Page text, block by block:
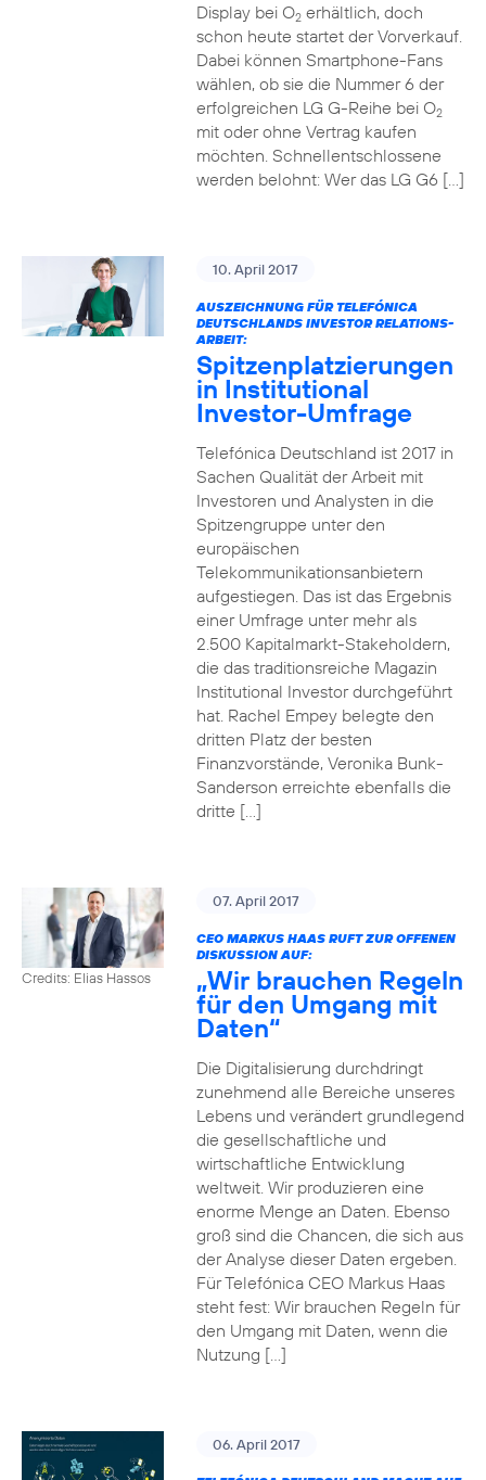
Display bei O2erhältlich, doch
schon heute startet der Vorverkauf.
Dabei können Smartphone-Fans
wählen, ob sie die Nummer 6 der
erfolgreichen LG G-Reihe bei O2
mit oder ohne Vertrag kaufen
möchten. Schnellentschlossene
werden belohnt: Wer das LG G6 […]
10. April 2017
AUSZEICHNUNG FÜR TELEFÓNICA
DEUTSCHLANDS INVESTOR RELATIONS-
ARBEIT:
Spitzenplatzierungen
in Institutional
Investor-Umfrage
Telefónica Deutschland ist 2017 in
Sachen Qualität der Arbeit mit
Investoren und Analysten in die
Spitzengruppe unter den
europäischen
Telekommunikationsanbietern
aufgestiegen. Das ist das Ergebnis
einer Umfrage unter mehr als
2.500 Kapitalmarkt-Stakeholdern,
die das traditionsreiche Magazin
Institutional Investor durchgeführt
hat. Rachel Empey belegte den
dritten Platz der besten
Finanzvorstände, Veronika Bunk-
Sanderson erreichte ebenfalls die
dritte […]
Credits: Elias Hassos
07. April 2017
CEO MARKUS HAAS RUFT ZUR OFFENEN
DISKUSSION AUF:
„Wir brauchen Regeln
für den Umgang mit
Daten“
Die Digitalisierung durchdringt
zunehmend alle Bereiche unseres
Lebens und verändert grundlegend
die gesellschaftliche und
wirtschaftliche Entwicklung
weltweit. Wir produzieren eine
enorme Menge an Daten. Ebenso
groß sind die Chancen, die sich aus
der Analyse dieser Daten ergeben.
Für Telefónica CEO Markus Haas
steht fest: Wir brauchen Regeln für
den Umgang mit Daten, wenn die
Nutzung […]
06. April 2017